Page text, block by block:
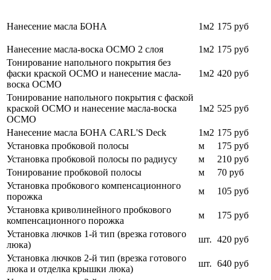
Нанесение масла БОНА 1м2 175 руб
Нанесение масла-воска ОСМО 2 слоя 1м2 175 руб
Тонирование напольного покрытия без
фаски краской ОСМО и нанесение масла-
воска ОСМО
1м2 420 руб
Тонирование напольного покрытия с фаской
краской ОСМО и нанесение масла-воска
ОСМО
1м2 525 руб
Нанесение масла БОНА CARL'S Deck 1м2 175 руб
Установка пробковой полосы
м
175 руб
Установка пробковой полосы по радиусу
м
210 руб
Тонирование пробковой полосы
м 70 руб
Установка пробкового компенсационного
порожка
м 105 руб
Установка криволинейного пробкового
компенсационного порожка
м
175 руб
Установка лючков 1-й тип (врезка готового
люка)
шт. 420 руб
Установка лючков 2-й тип (врезка готового
люка и отделка крышки люка)
шт. 640 руб